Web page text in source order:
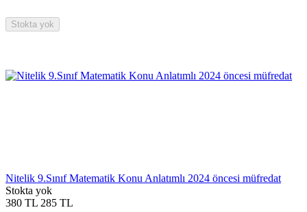
Stokta yok
Nitelik 9.Sınıf Matematik Konu Anlatımlı 2024 öncesi müfredat
Stokta yok
380 TL 285 TL